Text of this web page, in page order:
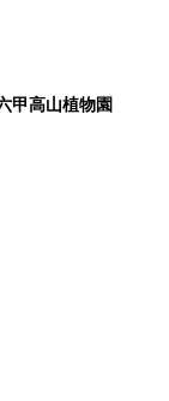
甲高山植物園